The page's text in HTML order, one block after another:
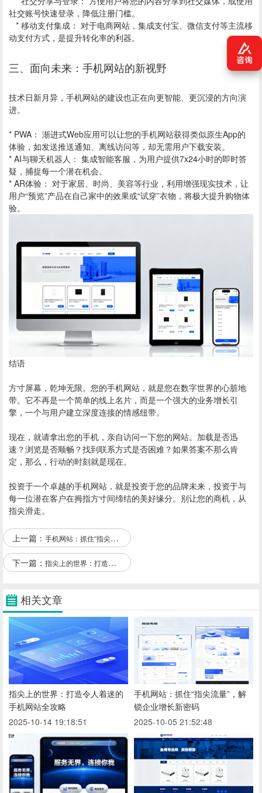
社交账号快速登录，降低注册门槛。
* 移动支付集成： 对于电商网站，集成支付宝、微信支付等主流移
动支付方式，是提升转化率的利器。
三、面向未来：手机网站的新视野
技术日新月异，手机网站的建设也正在向更智能、更沉浸的方向演
进。
* PWA： 渐进式Web应用可以让您的手机网站获得类似原生App的
体验，如发送推送通知、离线访问等，却无需用户下载安装。
* AI与聊天机器人： 集成智能客服，为用户提供7x24小时的即时答
疑，捕捉每一个潜在机会。
* AR体验： 对于家居、时尚、美容等行业，利用增强现实技术，让
用户“预览”产品在自己家中的效果或“试穿”衣物，将极大提升购物体
验。
结语
方寸屏幕，乾坤无限。您的手机网站，就是您在数字世界的心脏地
带。它不再是一个简单的线上名片，而是一个强大的业务增长引
擎，一个与用户建立深度连接的情感纽带。
现在，就请拿出您的手机，亲自访问一下您的网站。加载是否迅
速？浏览是否顺畅？找到联系方式是否困难？如果答案不那么肯
定，那么，行动的时刻就是现在。
投资于一个卓越的手机网站，就是投资于您的品牌未来，投资于与
每一位潜在客户在拇指方寸间缔结的美好缘分。别让您的商机，从
指尖滑走。
上一篇： 手机网站：抓住“指尖流量”，解锁企业增长新密码
下一篇： 指尖上的世界：打造令人着迷的手机网站全攻略
相关文章
指尖上的世界：打造令人着迷的
手机网站全攻略
2025-10-14 19:18:51
手机网站：抓住“指尖流量”，解
锁企业增长新密码
2025-10-05 21:52:48